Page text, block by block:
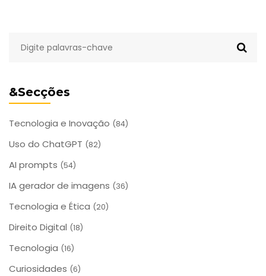
&Secções
Tecnologia e Inovação (84)
Uso do ChatGPT (82)
AI prompts (54)
IA gerador de imagens (36)
Tecnologia e Ética (20)
Direito Digital (18)
Tecnologia (16)
Curiosidades (6)